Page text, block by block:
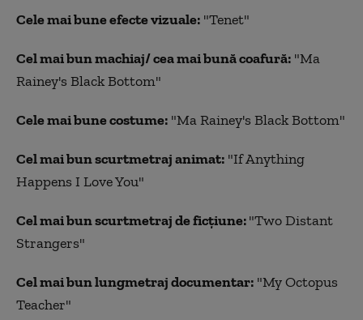
Cele mai bune efecte vizuale: "Tenet"
Cel mai bun machiaj/ cea mai bună coafură: "Ma
Rainey's Black Bottom"
Cele mai bune costume: "Ma Rainey's Black Bottom"
Cel mai bun scurtmetraj animat: "If Anything
Happens I Love You"
Cel mai bun scurtmetraj de ficţiune:"Two Distant
Strangers"
Cel mai bun lungmetraj documentar: "My Octopus
Teacher"